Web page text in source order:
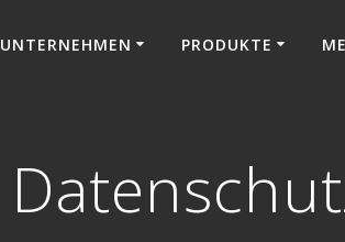
UNTERNEHMEN PRODUKTE